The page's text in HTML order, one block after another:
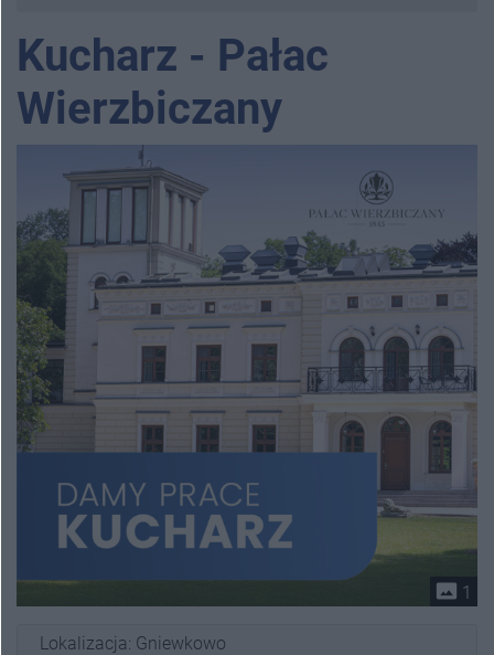
Kucharz - Pałac
Wierzbiczany
photo_size_select_actual 1
Lokalizacja: Gniewkowo